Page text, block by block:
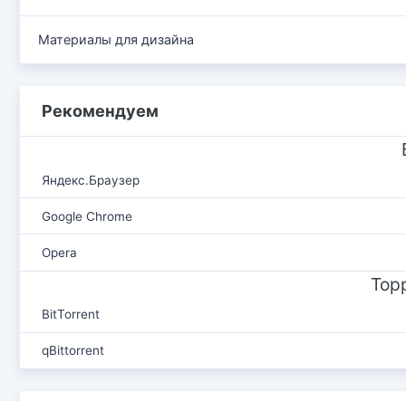
Материалы для дизайна
Рекомендуем
Яндекс.Браузер
Google Chrome
Opera
BitTorrent
qBittorrent